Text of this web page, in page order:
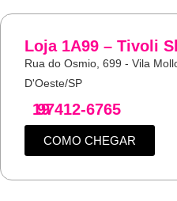
Loja 1A99 – Tivoli
Rua do Osmio, 699 - Vila
D'Oeste/SP
19
97412-6765
COMO CHEGAR